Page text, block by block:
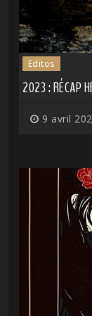
Editos
2023 : RÉCAP
9 avril